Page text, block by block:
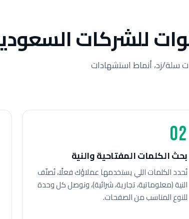
سلة/زد، أنماط استشهادات
02
بحث الكلمات المفتاحية والنية
نُحدد الكلمات اللي يستخدمها عملاؤك فعلًا، نُصنّف
النية (معلوماتية، تجارية، شرائية)، ونوصل كل وحدة
للنوع المناسب من الصفحات.